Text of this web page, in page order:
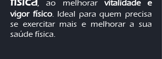
, ao melhorar vitalidade e
vigor físico. Ideal para quem precisa
se exercitar mais e melhorar a sua
saúde física.